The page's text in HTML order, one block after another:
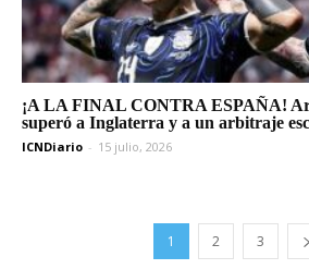
¡A LA FINAL CONTRA ESPAÑA!
superó a Inglaterra y a un arbitraje
ICNDiario - 15 julio, 2026
1 2 3